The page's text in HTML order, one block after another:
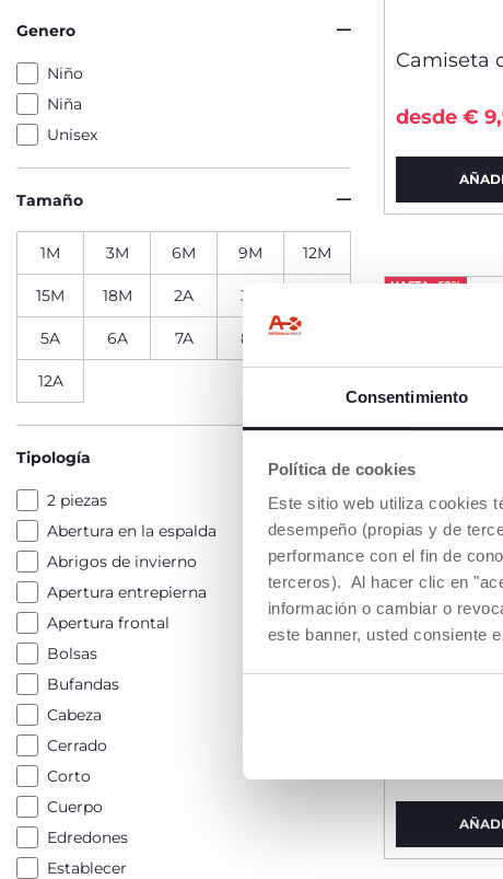
Consentimiento
Política de cookies
Este sitio web utiliza cookies
desempeño (propias y de
performance con el fin de
terceros). Al hacer clic en
información o cambiar o
este banner, usted consiente
Genero
Niño
Niña
Unisex
Tamaño
1M 3M 6M 9M 12M
15M 18M 2A 3A
5A 6A 7A 8A
12A
Tipología
2 piezas
Abertura en la espalda
Abrigos de invierno
Apertura entrepierna
Apertura frontal
Bolsas
Bufandas
Cabeza
Cerrado
Corto
Cuerpo
Edredones
Establecer
Camiseta
desde €
HASTA -60%